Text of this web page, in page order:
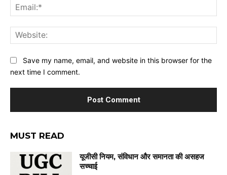
Save my name, email, and website in this browser for the
next time I comment.
MUST READ
यूजीसी नियम, संविधान और समानता की असहज
सच्चाई